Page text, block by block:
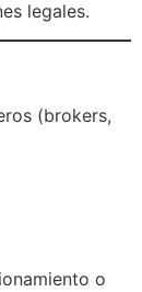
legales.
(brokers,
o